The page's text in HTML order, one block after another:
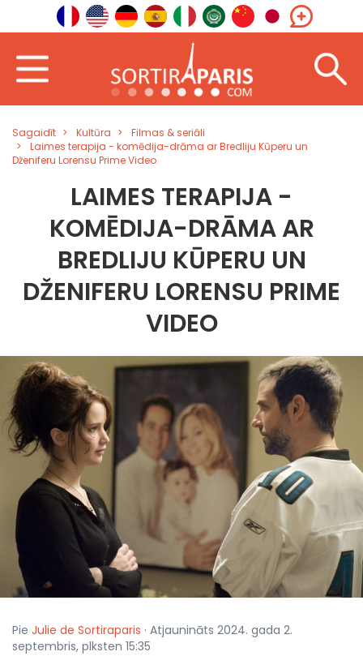
Sagaidīt Kultūra
Filmas & seriāli
Laimes terapija - komēdija-drāma ar Bredliju Kūperu un
Dženiferu Lorensu Prime Video
LAIMES TERAPIJA -
KOMĒDIJA-DRĀMA AR
BREDLIJU KŪPERU UN
DŽENIFERU LORENSU PRIME
VIDEO
Pie Julie de Sortiraparis · Atjaunināts 2024. gada 2.
septembris, plksten 15:35